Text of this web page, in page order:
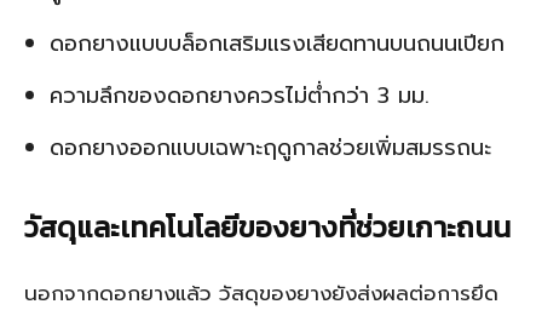
ดอกยางแบบบล็อกเสริมแรงเสียดทานบนถนนเปียก
ความลึกของดอกยางควรไม่ต่ำกว่า 3 มม.
ดอกยางออกแบบเฉพาะฤดูกาลช่วยเพิ่มสมรรถนะ
วัสดุและเทคโนโลยีของยางที่ช่วยเกาะถนน
นอกจากดอกยางแล้ว วัสดุของยางยังส่งผลต่อการยึด